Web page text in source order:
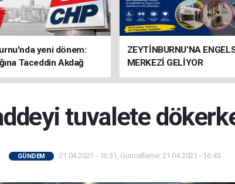
yeni dönem:
Taceddin Akdağ
ZEYTİNBURNU’NA
MERKEZİ GELİYOR
tuvalete
GÜNDEM 21.04.2021 - 16:31, Güncelleme: 21.04.2021 - 16:43